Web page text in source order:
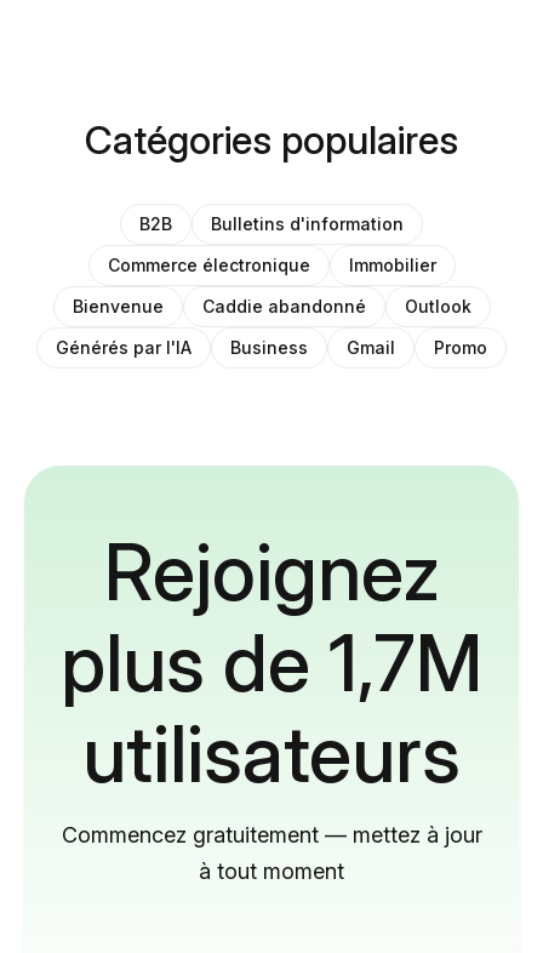
Catégories populaires
B2B
Bulletins d'information
Commerce électronique
Immobilier
Bienvenue
Caddie abandonné
Outlook
Générés par l'IA
Business Gmail Promo
Rejoignez
plus de 1,7M
utilisateurs
Commencez gratuitement — mettez à jour
à tout moment